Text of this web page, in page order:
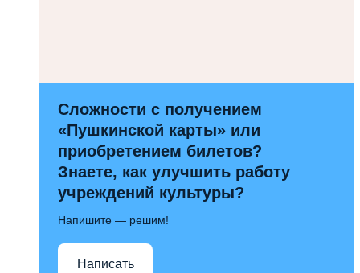
Сложности с получением
«Пушкинской карты» или
приобретением билетов?
Знаете, как улучшить работу
учреждений культуры?
Напишите — решим!
Написать